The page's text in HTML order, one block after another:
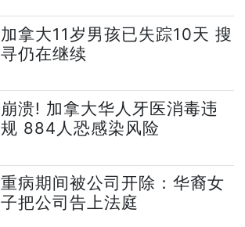
加拿大11岁男孩已失踪10天 搜
寻仍在继续
崩溃! 加拿大华人牙医消毒违
规 884人恐感染风险
重病期间被公司开除：华裔女
子把公司告上法庭